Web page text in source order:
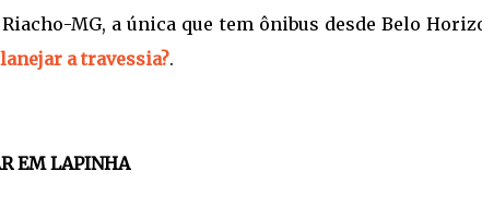
MG, a única que tem ônibus desde Belo
a travessia?.
EM LAPINHA